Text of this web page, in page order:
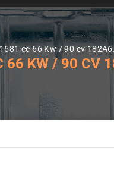
cc 66 Kw / 90 cv
66 KW / 90